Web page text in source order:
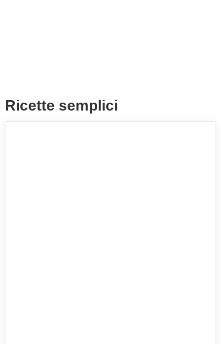
Ricette semplici